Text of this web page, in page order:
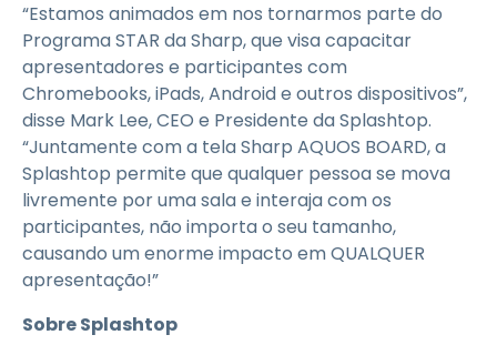
“Estamos animados em nos tornarmos parte do
Programa STAR da Sharp, que visa capacitar
apresentadores e participantes com
Chromebooks, iPads, Android e outros dispositivos”,
disse Mark Lee, CEO e Presidente da Splashtop.
“Juntamente com a tela Sharp AQUOS BOARD, a
Splashtop permite que qualquer pessoa se mova
livremente por uma sala e interaja com os
participantes, não importa o seu tamanho,
causando um enorme impacto em QUALQUER
apresentação!”
Sobre Splashtop